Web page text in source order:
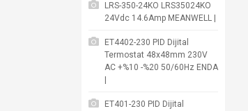
LRS-350-24KO LRS35024KO
24Vdc 14.6Amp MEANWELL |
ET4402-230 PID Dijital
Termostat 48x48mm 230V
AC +%10 -%20 50/60Hz ENDA
ET401-230 PID Dijital